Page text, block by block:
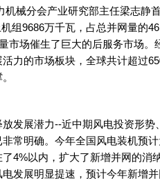
械分会产业研究部主任梁志
组9686万千瓦，占总并网量的
市场催生了巨大的后服务市场
力的市场板块，全球共计超过
发展潜力--近中期风电投资形
常明确。今年全国风电装机预
4%以内，扩大了新增并网的
发展明显提速，预计今年新增